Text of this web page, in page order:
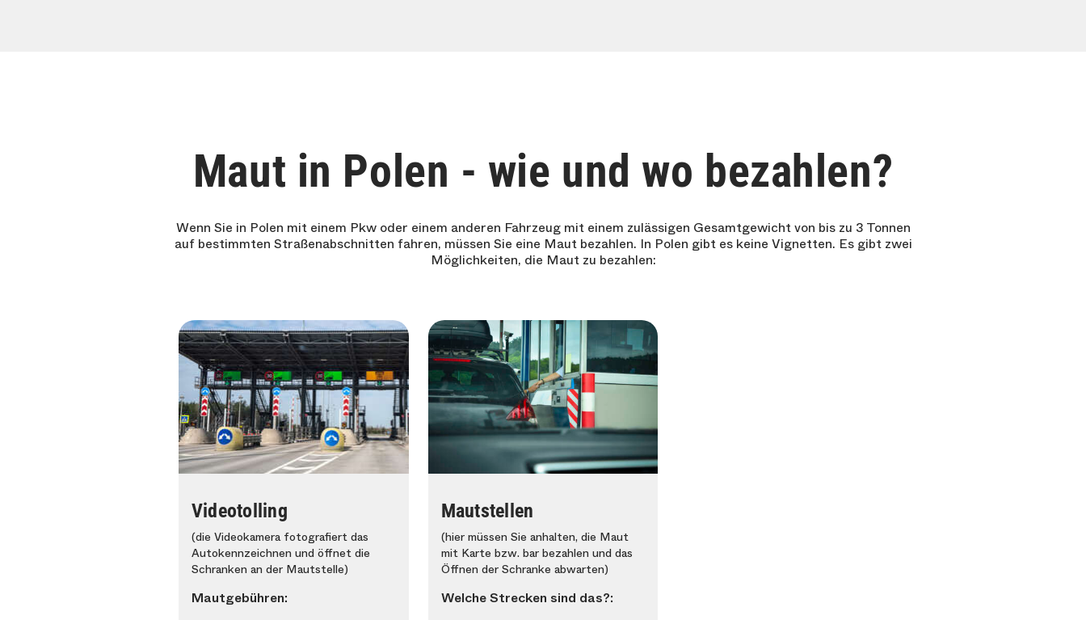
Maut in Polen - wie und wo bezahlen?
Wenn Sie in Polen mit einem Pkw oder einem anderen Fahrzeug mit einem zulässigen Gesamtgewicht von bis zu 3 Tonnen
auf bestimmten Straßenabschnitten fahren, müssen Sie eine Maut bezahlen. In Polen gibt es keine Vignetten. Es gibt zwei
Möglichkeiten, die Maut zu bezahlen:
Videotolling
(die Videokamera fotografiert das
Autokennzeichnen und öffnet die
Schranken an der Mautstelle)
Mautgebühren:
Mautstellen
(hier müssen Sie anhalten, die Maut
mit Karte bzw. bar bezahlen und das
Öffnen der Schranke abwarten)
Welche Strecken sind das?: